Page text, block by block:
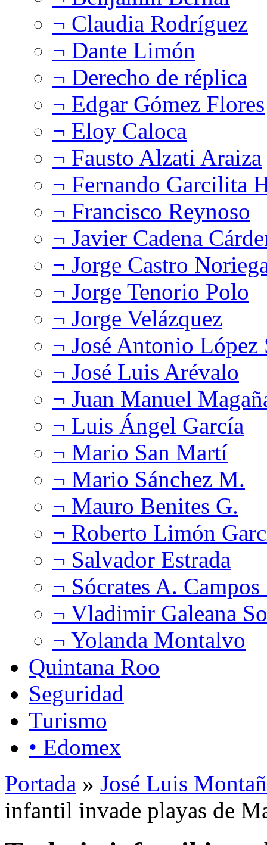
¬ Claudia Rodríguez
¬ Dante Limón
¬ Derecho de réplica
¬ Edgar Gómez Flores
¬ Eloy Caloca
¬ Fausto Alzati Araiza
¬ Fernando Garcilita
¬ Francisco Reynoso
¬ Javier Cadena
¬ Jorge Castro
¬ Jorge Tenorio Polo
¬ Jorge Velázquez
¬ José Antonio López
¬ José Luis Arévalo
¬ Juan Manuel
¬ Luis Ángel García
¬ Mario San Martí
¬ Mario Sánchez M.
¬ Mauro Benites G.
¬ Roberto Limón
¬ Salvador Estrada
¬ Sócrates A.
¬ Vladimir Galeana
¬ Yolanda Montalvo
Quintana Roo
Seguridad
Turismo
• Edomex
Portada » José Luis
infantil invade playas de